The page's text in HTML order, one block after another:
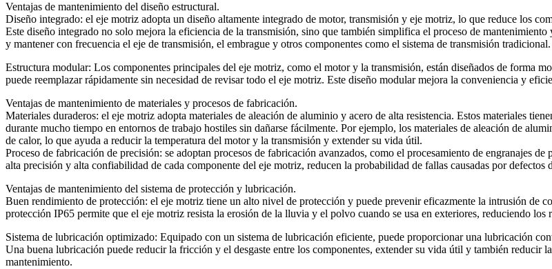
Ventajas de mantenimiento del diseño estructural.
Diseño integrado: el eje motriz adopta un diseño altamente integrado de motor, transmisión y eje motriz, lo que reduce los
Este diseño integrado no solo mejora la eficiencia de la transmisión, sino que también simplifica el proceso de
y mantener con frecuencia el eje de transmisión, el embrague y otros componentes como el sistema de transmisión tradicional.
Estructura modular: Los componentes principales del eje motriz, como el motor y la transmisión, están diseñados de forma
puede reemplazar rápidamente sin necesidad de revisar todo el eje motriz. Este diseño modular mejora la conveniencia y
Ventajas de mantenimiento de materiales y procesos de fabricación.
Materiales duraderos: el eje motriz adopta materiales de aleación de aluminio y acero de alta resistencia. Estos materiales
durante mucho tiempo en entornos de trabajo hostiles sin dañarse fácilmente. Por ejemplo, los materiales de aleación de
de calor, lo que ayuda a reducir la temperatura del motor y la transmisión y extender su vida útil.
Proceso de fabricación de precisión: se adoptan procesos de fabricación avanzados, como el procesamiento de engranajes
alta precisión y alta confiabilidad de cada componente del eje motriz, reducen la probabilidad de fallas causadas por
Ventajas de mantenimiento del sistema de protección y lubricación.
Buen rendimiento de protección: el eje motriz tiene un alto nivel de protección y puede prevenir eficazmente la intrusión de
protección IP65 permite que el eje motriz resista la erosión de la lluvia y el polvo cuando se usa en exteriores, reduciendo
Sistema de lubricación optimizado: Equipado con un sistema de lubricación eficiente, puede proporcionar una lubricación
Una buena lubricación puede reducir la fricción y el desgaste entre los componentes, extender su vida útil y también reducir
mantenimiento.